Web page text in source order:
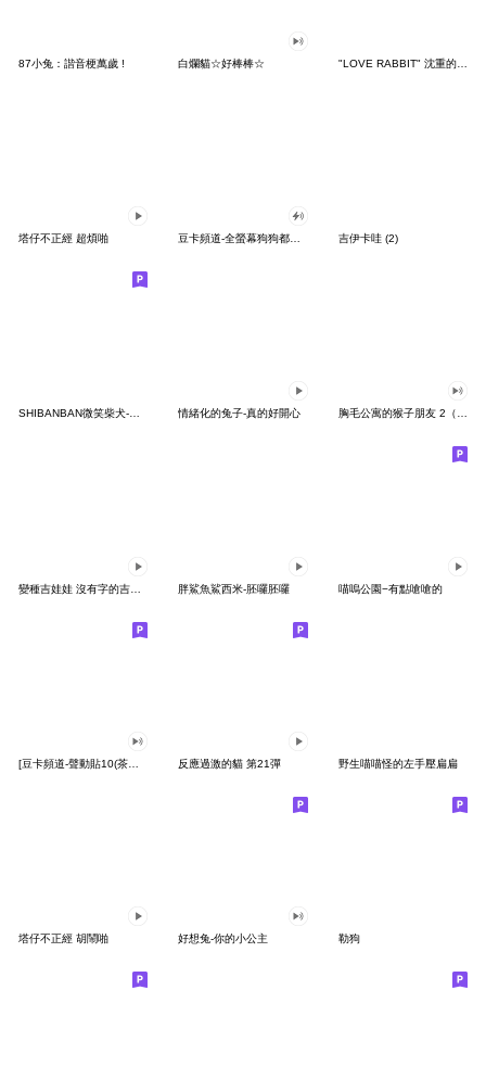
87小兔：諧音梗萬歲 ! 白爛貓☆好棒棒☆ "LOVE RABBIT" 沈重的愛 台灣版
塔仔不正經 超煩啪 吉伊卡哇 (2)
SHIBANBAN微笑柴犬-廢柴寶寶日常 情緒化的兔子-真的好開心 胸毛公寓的猴子朋友 2（有聲動態）
胖鯊魚鯊西米-胚囉胚囉 喵嗚公園−有點嗆嗆的
反應過激的貓 第21彈 野生喵喵怪的左手壓扁扁
塔仔不正經 胡鬧啪 好想兔-你的小公主 勒狗